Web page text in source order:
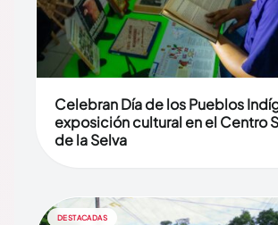
Celebran Día de los Pueblos
exposición cultural en el Centro
de la Selva
DESTACADAS